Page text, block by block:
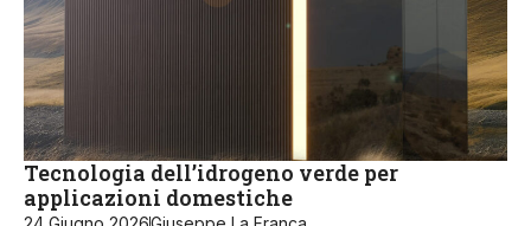
Tecnologia dell’idrogeno verde per
applicazioni domestiche